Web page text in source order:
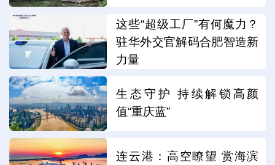
这些“超级工厂”有何魔力？
驻华外交官解码合肥智造新
力量
生态守护 持续解锁高颜
值“重庆蓝”
连云港：高空瞭望 赏海滨